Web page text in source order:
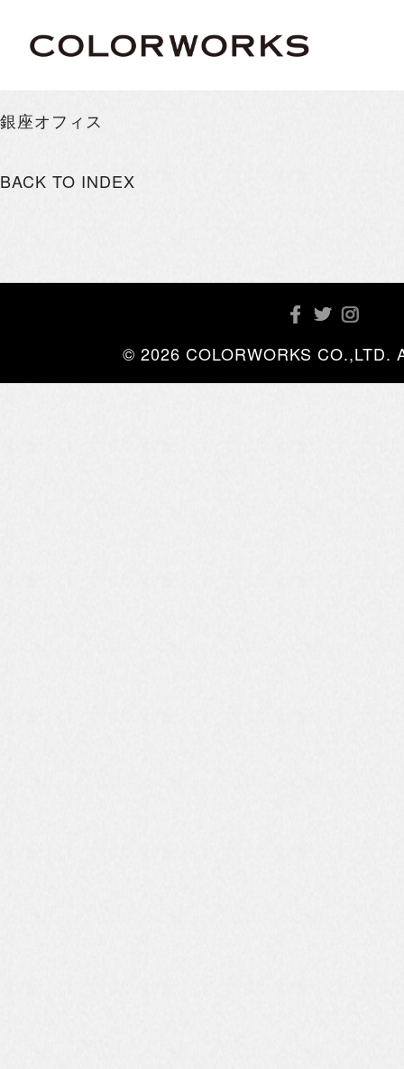
銀座オフィス
BACK TO INDEX
© 2026 COLORWORKS CO.,LTD.